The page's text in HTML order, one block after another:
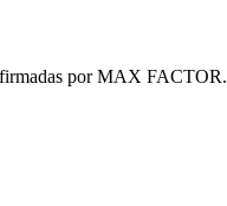
firmadas por MAX FACTOR.